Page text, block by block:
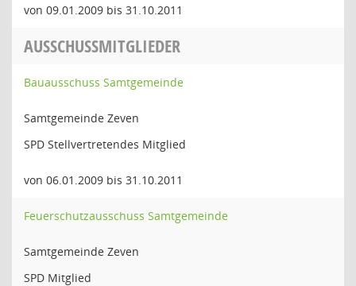
von 09.01.2009 bis 31.10.2011
AUSSCHUSSMITGLIEDER
Bauausschuss Samtgemeinde
Samtgemeinde Zeven
SPD Stellvertretendes Mitglied
von 06.01.2009 bis 31.10.2011
Feuerschutzausschuss Samtgemeinde
Samtgemeinde Zeven
SPD Mitglied